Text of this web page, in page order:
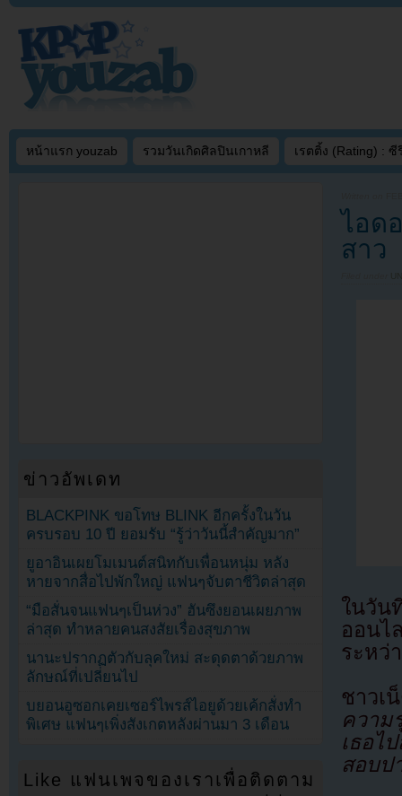
หน้าแรก youzab รวมวันเกิดศิลปินเกาหลี เรตติ้ง (Rating) : ซี
ไอด
สาว
ในวัน
ออนไ
ระหว่
ชาว
ความ
เธอไ
สอบป
ข่าวอัพเดท
BLACKPINK ขอโทษ BLINK อีกครั้งในวัน
ครบรอบ 10 ปี ยอมรับ “รู้ว่าวันนี้สำคัญมาก”
ยูอาอินเผยโมเมนต์สนิทกับเพื่อนหนุ่ม หลัง
หายจากสื่อไปพักใหญ่ แฟนๆจับตาชีวิตล่าสุด
“มือสั่นจนแฟนๆเป็นห่วง” ฮันซึงยอนเผยภาพ
ล่าสุด ทำหลายคนสงสัยเรื่องสุขภาพ
นานะปรากฏตัวกับลุคใหม่ สะดุดตาด้วยภาพ
ลักษณ์ที่เปลี่ยนไป
บยอนอูซอกเคยเซอร์ไพรส์ไอยูด้วยเค้กสั่งทำ
พิเศษ แฟนๆเพิ่งสังเกตหลังผ่านมา 3 เดือน
Like แฟนเพจของเราเพื่อติดตาม